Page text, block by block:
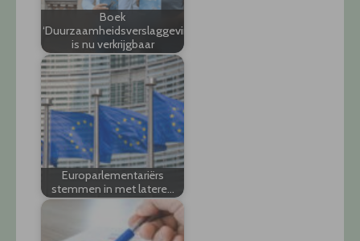
Boek
‘Duurzaamheidsverslaggeving’
is nu verkrijgbaar
Europarlementariërs
stemmen in met latere…